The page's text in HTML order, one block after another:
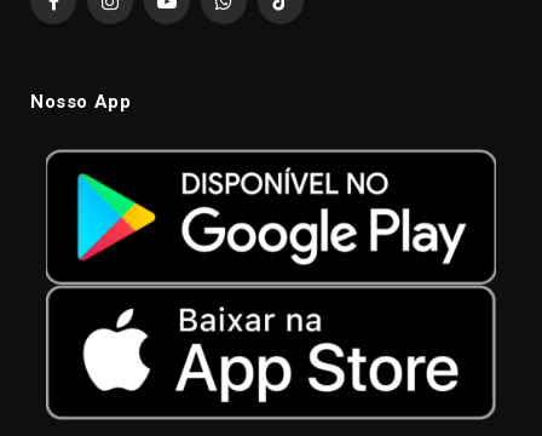
FacebookInstagramYouTubeWhatsAppTikTok
Nosso App